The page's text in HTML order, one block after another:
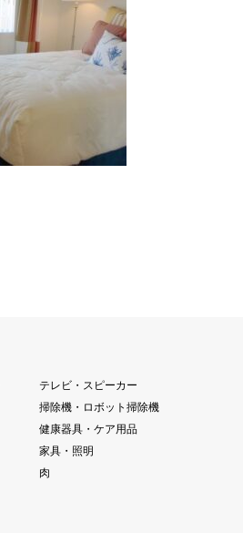
テレビ・スピーカー
掃除機・ロボット掃除機
健康器具・ケア用品
家具・照明
肉